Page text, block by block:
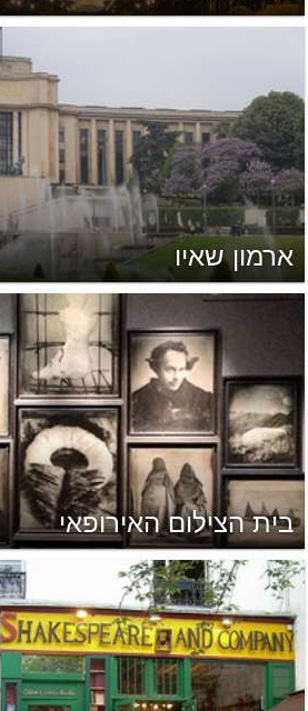
ארמון שאיו
בית הצילום האירופאי